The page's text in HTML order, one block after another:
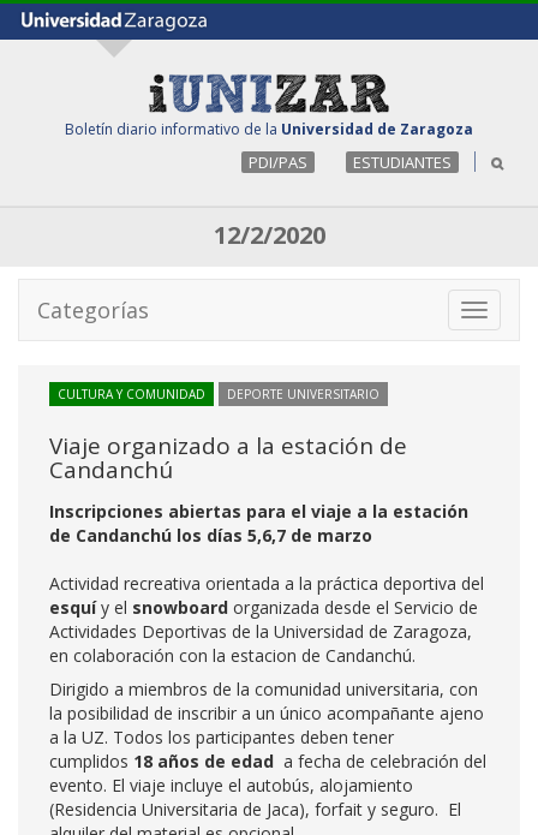
Boletín diario informativo de la Universidad de Zaragoza
PDI/PAS ESTUDIANTES
12/2/2020
Toggle
Categorías
CULTURA Y COMUNIDAD DEPORTE UNIVERSITARIO
Viaje organizado a la estación de
Candanchú
Inscripciones abiertas para el viaje a la estación
de Candanchú los días 5,6,7 de marzo
Actividad recreativa orientada a la práctica deportiva del
esquíy el snowboard organizada desde el Servicio de
Actividades Deportivas de la Universidad de Zaragoza,
en colaboración con la estacion de Candanchú.
Dirigido a miembros de la comunidad universitaria, con
la posibilidad de inscribir a un único acompañante ajeno
a la UZ. Todos los participantes deben tener
cumplidos 18 años de edad a fecha de celebración del
evento. El viaje incluye el autobús, alojamiento
(Residencia Universitaria de Jaca), forfait y seguro. El